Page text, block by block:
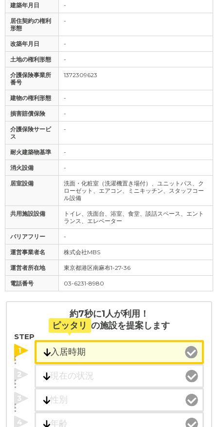
建築年月日 -
居住契約の権利
形態
-
改築年月日 -
土地の権利形態 -
介護保険事業所
番号
1372309623
建物の権利形態 -
損害賠償保険 -
介護保険サービ
ス
-
耐火建築物基準 -
消火設備 -
居室設備
洗面・化粧室（洗濯機置き場付）、ユニットバス、ク
ローゼット、エアコン、ミニキッチン、スタッフコー
ル設備
共用施設設備
トイレ、洗面台、浴室、食堂、談話スペース、エント
ランス、エレベーター
バリアフリー -
運営事業者名 株式会社MBS
運営者所在地 東京都港区南麻布1-27-36
電話番号 03-6231-8980
約7秒に1人が利用！
ピッタリ の施設を提案します
STEP
1
2
3
4